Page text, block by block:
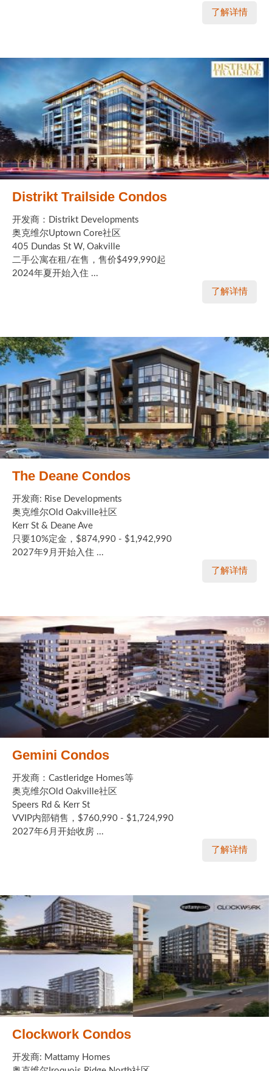
了解详情
Distrikt Trailside Condos
开发商：Distrikt Developments
奥克维尔Uptown Core社区
405 Dundas St W, Oakville
二手公寓在租/在售，售价$499,990起
2024年夏开始入住 ...
了解详情
The Deane Condos
开发商: Rise Developments
奥克维尔Old Oakville社区
Kerr St & Deane Ave
只要10%定金，$874,990 - $1,942,990
2027年9月开始入住 ...
了解详情
Gemini Condos
开发商：Castleridge Homes等
奥克维尔Old Oakville社区
Speers Rd & Kerr St
VVIP内部销售，$760,990 - $1,724,990
2027年6月开始收房 ...
了解详情
Clockwork Condos
开发商: Mattamy Homes